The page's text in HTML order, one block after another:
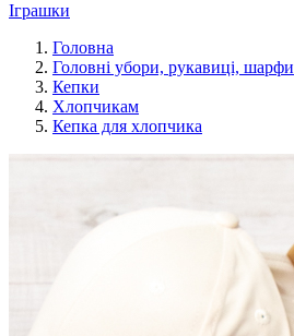
Іграшки
Головна
Головні убори, рукавиці, шарфи
Кепки
Хлопчикам
Кепка для хлопчика